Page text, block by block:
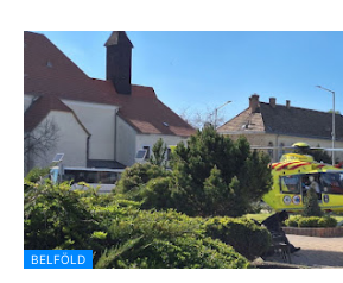
BELFÖLD